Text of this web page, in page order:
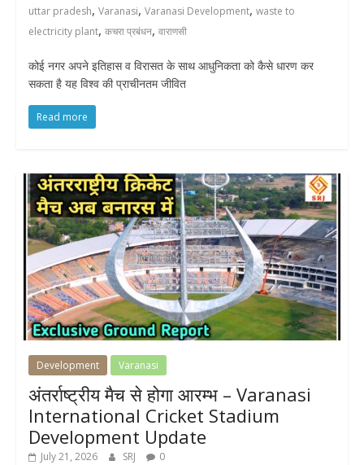
uttar pradesh, Varanasi, Varanasi Development, waste to
electricity plant, कचरा प्रबंधन, वाराणसी
कोई नगर अपने इतिहास व विरासत के साथ आधुनिकता को कैसे धारण कर
सकता है यह विश्व की प्राचीनतम जीवित
Read more
Development Varanasi
अंतर्राष्ट्रीय मैच से होगा आरम्भ – Varanasi
International Cricket Stadium
Development Update
July 21, 2026 SRJ 0